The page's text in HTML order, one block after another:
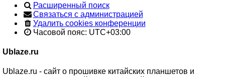
Расширенный поиск
Связаться с администрацией
Удалить cookies конференции
Часовой пояс: UTC+03:00
Ublaze.ru
Ublaze.ru - сайт о прошивке китайских планшетов и